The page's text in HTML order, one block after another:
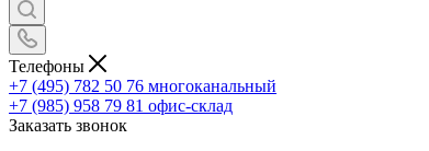
Телефоны
+7 (495) 782 50 76 многоканальный
+7 (985) 958 79 81 офис-склад
Заказать звонок